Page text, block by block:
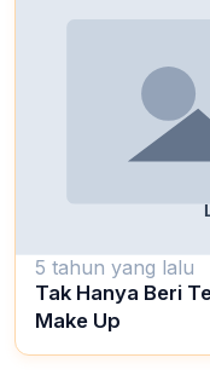
5 tahun yang lalu
Tak Hanya Beri
Make Up